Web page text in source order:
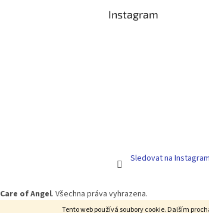
Tento web používá soubory cookie. Dalším
Instagram
Sledovat na
Care of Angel. Všechna práva vyhrazena.